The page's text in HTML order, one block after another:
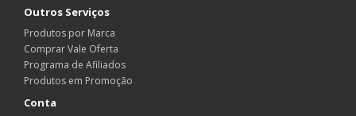
Outros Serviços
Produtos por Marca
Comprar Vale Oferta
Programa de Afiliados
Produtos em Promoção
Conta